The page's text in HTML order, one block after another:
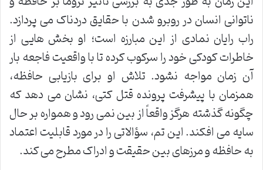
ناتوانی انسان در روبرو شدن با حقایق دردناک می پردازد.
راب رایان نمادی از این مبارزه است؛ او بخش هایی از
خاطرات کودکی خود را سرکوب کرده تا با واقعیت فاجعه بار
آن زمان مواجه نشود. تلاش او برای بازیابی حافظه،
همزمان با پیشرفت پرونده قتل کتی، نشان می دهد که
چگونه گذشته هرگز واقعاً از بین نمی رود و همواره بر حال
سایه می افکند. این تم، سؤالاتی را در مورد قابلیت اعتماد
به حافظه و مرزهای بین حقیقت و ادراک مطرح می کند.